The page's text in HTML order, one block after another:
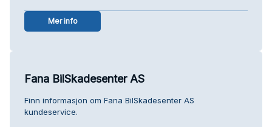
Mer info
Fana BilSkadesenter AS
Finn informasjon om Fana BilSkadesenter AS
kundeservice.